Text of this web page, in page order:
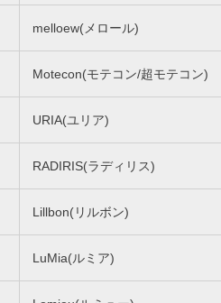
melloew(メロール)
Motecon(モテコン/超モテコン)
URIA(ユリア)
RADIRIS(ラディリス)
Lillbon(リルボン)
LuMia(ルミア)